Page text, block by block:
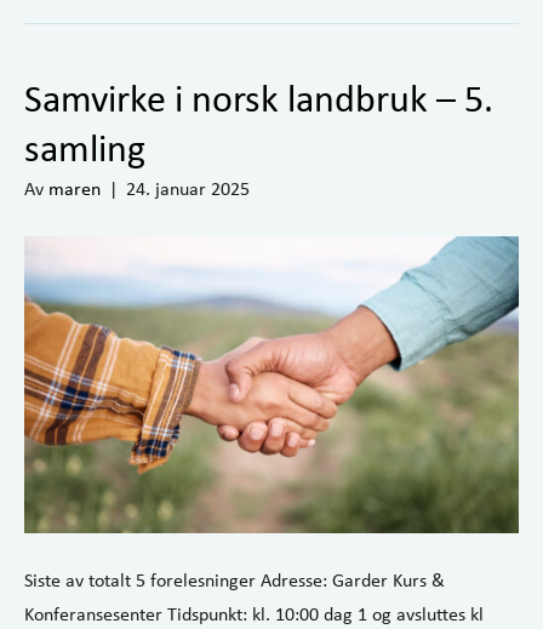
Samvirke i norsk landbruk – 5.
samling
Av maren | 24. januar 2025
Siste av totalt 5 forelesninger Adresse: Garder Kurs &
Konferansesenter Tidspunkt: kl. 10:00 dag 1 og avsluttes kl